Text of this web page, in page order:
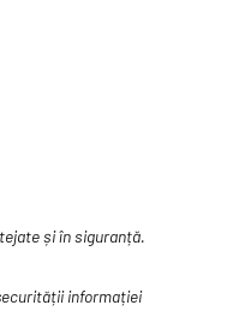
și în siguranță.
informației